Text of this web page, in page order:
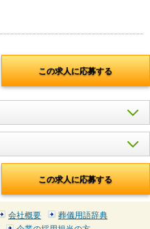
この求人に応募する
この求人に応募する
会社概要
葬儀用語辞典